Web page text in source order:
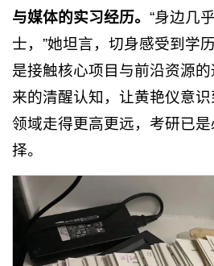
与媒体的实习经历。 “身边几
士，”她坦言，切身感受到学
是接触核心项目与前沿资源
来的清醒认知，让黄艳仪意
领域走得更高更远，考研已
择。